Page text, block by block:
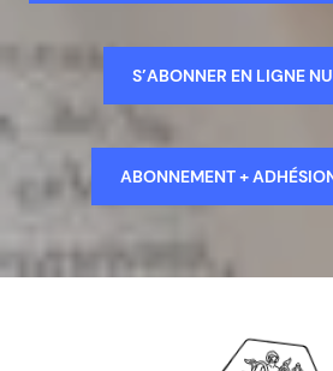
S’ABONNER EN LIGNE
ABONNEMENT +